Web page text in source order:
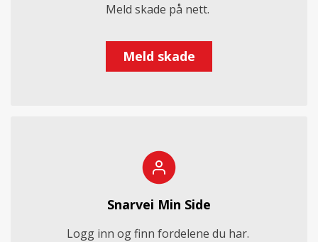
Meld skade på nett.
Meld skade
Snarvei Min Side
Logg inn og finn fordelene du har.